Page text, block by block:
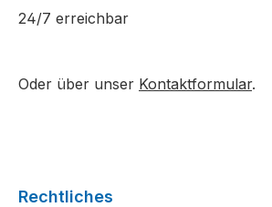
24/7 erreichbar
Oder über unser Kontaktformular.
Rechtliches